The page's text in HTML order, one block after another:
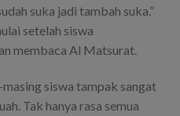
suka jadi tambah suka.”
setelah siswa
membaca Al Matsurat.
siswa tampak sangat
Tak hanya rasa semua